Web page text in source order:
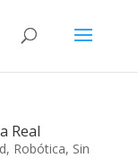
Real
, Robótica, Sin